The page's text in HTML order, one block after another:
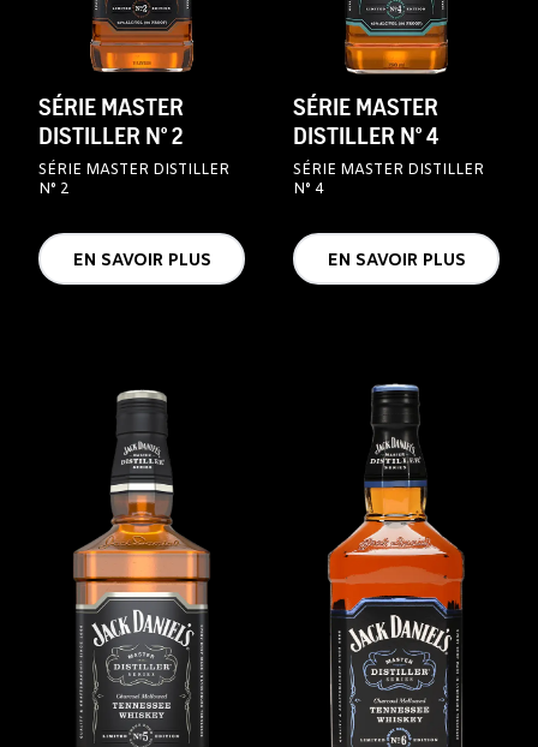
SÉRIE MASTER
DISTILLER N° 2
SÉRIE MASTER DISTILLER
N° 2
EN SAVOIR PLUS
SÉRIE MASTER
DISTILLER N° 4
SÉRIE MASTER DISTILLER
N° 4
EN SAVOIR PLUS